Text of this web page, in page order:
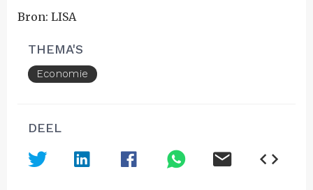
Bron: LISA
THEMA'S
Economie
DEEL